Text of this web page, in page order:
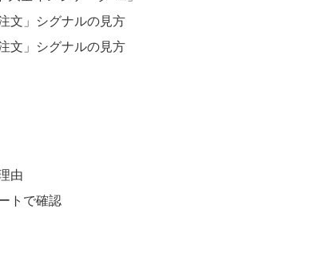
文」シグナルの見方
文」シグナルの見方
由
トで確認